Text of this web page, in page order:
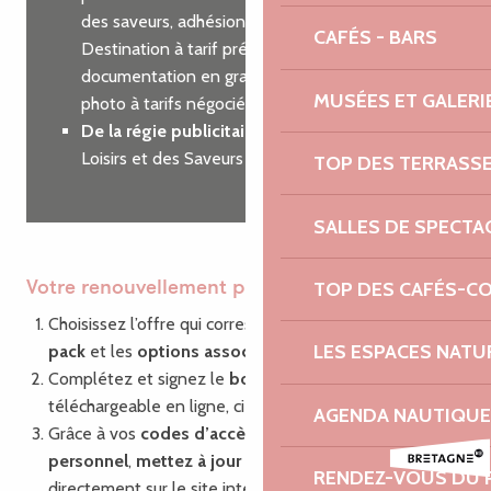
CAFÉS - BARS
MUSÉES ET
TOP DES
SALLES DE
TOP DES CAFÉS-
LES ESPACES
AGENDA NAUTIQUE
RENDEZ-VOUS DU
des saveurs, adhésion à Côtes d’Armor
Destination à tarif préférentiel, commande de
documentation en grande quantité, shooting
photo à tarifs négociés…
De la régie publicitaire
sur nos guides des
Loisirs et des Saveurs
Votre renouvellement pas à pas
Choisissez l’offre qui correspond à vos besoins : le
pack et les options associées
Complétez et signez le bon de commande,
téléchargeable en ligne, ci-dessous.
Grâce à vos codes d’accès
personnel, mettez à jour vos informations